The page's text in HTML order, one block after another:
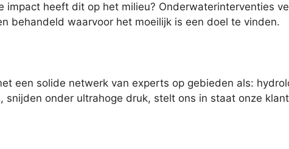
impact heeft dit op het milieu? Onderwaterinterventies
behandeld waarvoor het moeilijk is een doel te vinden.
een solide netwerk van experts op gebieden als:
onder ultrahoge druk, stelt ons in staat onze